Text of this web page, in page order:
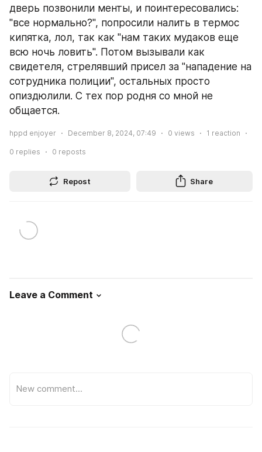
дверь позвонили менты, и поинтересовались:
"все нормально?", попросили налить в термос
кипятка, лол, так как "нам таких мудаков еще
всю ночь ловить". Потом вызывали как
свидетеля, стрелявший присел за "нападение на
сотрудника полиции", остальных просто
опиздюлили. С тех пор родня со мной не
общается.
hppd enjoyer December 8, 2024, 07:49 0 views 1 reaction
0 replies 0 reposts
Repost Share
Leave a Comment